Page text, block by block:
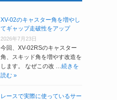
XV-02のキャスター角を増やし
てギャップ走破性をアップ
2026年7月23日
今回、XV-02RSのキャスター
角、スキッド角を増やす改造を
します。 なぜこの改 …続きを
読む »
レースで実際に使っているサー